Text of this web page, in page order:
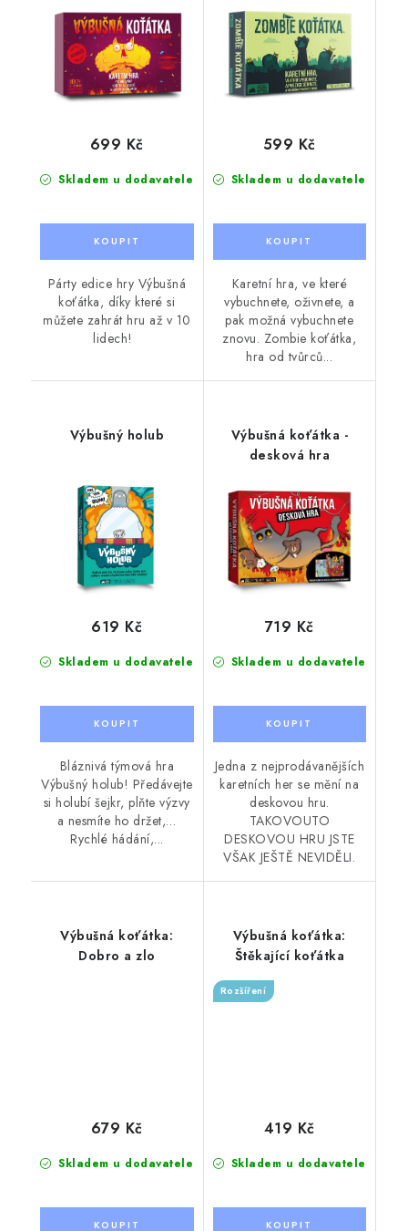
Skladem u dodavatele
699 Kč
Párty edice hry Výbušná
koťátka, díky které si
můžete zahrát hru až v 10
lidech!
Skladem u dodavatele
599 Kč
Karetní hra, ve které
vybuchnete, oživnete, a
pak možná vybuchnete
znovu. Zombie koťátka,
hra od tvůrců...
Výbušný holub
Skladem u dodavatele
619 Kč
Bláznivá týmová hra
Výbušný holub! Předávejte
si holubí šejkr, plňte výzvy
a nesmíte ho držet,…
Rychlé hádání,...
Výbušná koťátka -
desková hra
Skladem u dodavatele
719 Kč
Jedna z nejprodávanějších
karetních her se mění na
deskovou hru.
TAKOVOUTO
DESKOVOU HRU JSTE
VŠAK JEŠTĚ NEVIDĚLI.
Výbušná koťátka:
Dobro a zlo
Skladem u dodavatele
679 Kč
Výbušná koťátka:
Štěkající koťátka
Rozšíření
Skladem u dodavatele
419 Kč